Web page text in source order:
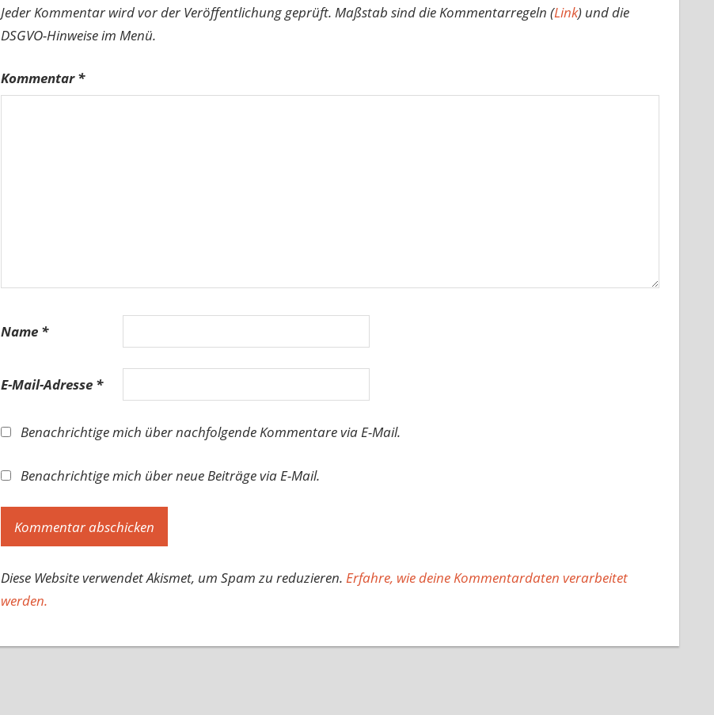
Jeder Kommentar wird vor der Veröffentlichung geprüft. Maßstab sind die Kommentarregeln (Link) und die
DSGVO-Hinweise im Menü.
Kommentar*
Name *
E-Mail-Adresse *
Benachrichtige mich über nachfolgende Kommentare via E-Mail.
Benachrichtige mich über neue Beiträge via E-Mail.
Diese Website verwendet Akismet, um Spam zu reduzieren. Erfahre, wie deine Kommentardaten verarbeitet
werden.